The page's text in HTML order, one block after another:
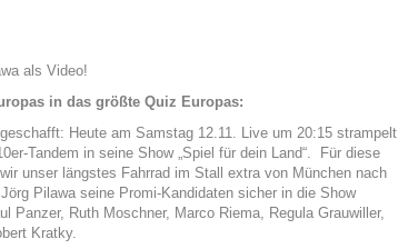
als Video!
in das größte Quiz Europas:
Heute am Samstag 12.11. Live um 20:15 strampelt
Tandem in seine Show „Spiel für dein Land“.
Für diese
unser längstes Fahrrad im Stall extra von München nach
Pilawa seine Promi-Kandidaten sicher in die Show
Panzer, Ruth Moschner, Marco Riema, Regula Grauwiller,
Kratky.